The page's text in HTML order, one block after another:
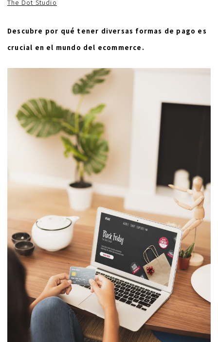
The Dot Studio
Descubre por qué tener diversas formas de pago es
crucial en el mundo del ecommerce.